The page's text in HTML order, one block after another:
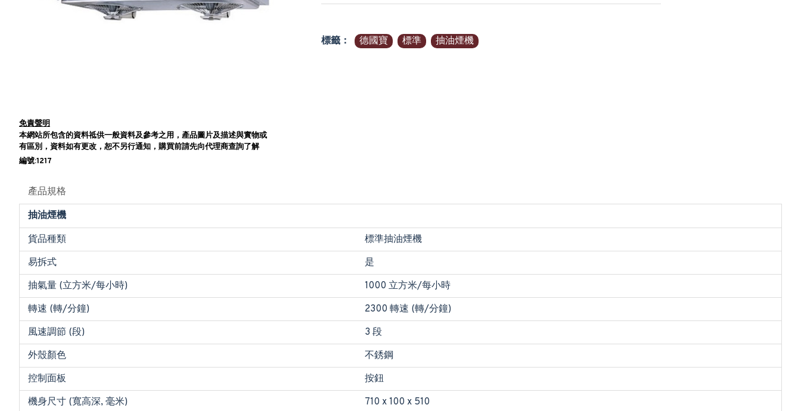
免責聲明
本網站所包含的資料祗供一般資料及參考之用，產品圖片及描述與實物或
有區別，資料如有更改，恕不另行通知，購買前請先向代理商查詢了解
編號:1217
標籤： 德國寶 標準 抽油煙機
產品規格
抽油煙機
貨品種類
標準抽油煙機
易拆式
是
抽氣量 (立方米/每小時)
1000 立方米/每小時
轉速 (轉/分鐘)
2300 轉速 (轉/分鐘)
風速調節 (段)
3 段
外殼顏色
不銹鋼
控制面板
按鈕
機身尺寸 (寬高深, 毫米)
710 x 100 x 510